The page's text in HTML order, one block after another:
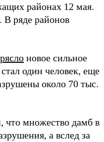
районах 12 мая.
В ряде районов
новое сильное
один человек, еще
около 70 тыс.
что множество дамб в
а вслед за